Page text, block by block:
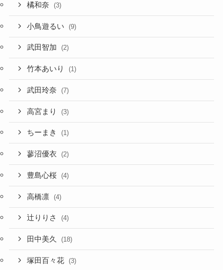
橘和奈 (3)
小鳥遊るい (9)
武田智加 (2)
竹本あいり (1)
武田玲奈 (7)
高宮まり (3)
ちーまき (1)
蓼沼優衣 (2)
豊島心桜 (4)
高橋凛 (4)
辻りりさ (4)
田中美久 (18)
塚田百々花 (3)